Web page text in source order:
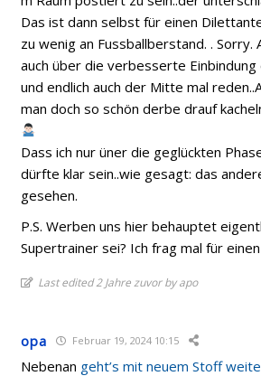
Das ist dann selbst für einen
zu wenig an Fussballberstand. . Sorry.
auch über die verbesserte
und endlich auch der Mitte mal
man doch so schön derbe drauf
Dass ich nur üner die geglückten
dürfte klar sein..wie gesagt: das
gesehen.
P.S. Werben uns hier behauptet
Supertrainer sei? Ich frag mal für
Last edited 2 Jahre zuvor by apo
opa Februar 19, 2024 10:15
Nebenan geht’s mit neuem Stoff